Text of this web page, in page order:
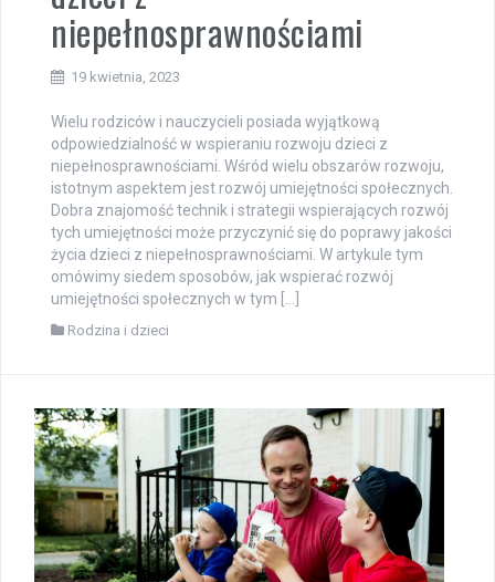
niepełnosprawnościami
19 kwietnia, 2023
Wielu rodziców i nauczycieli posiada wyjątkową
odpowiedzialność w wspieraniu rozwoju dzieci z
niepełnosprawnościami. Wśród wielu obszarów rozwoju,
istotnym aspektem jest rozwój umiejętności społecznych.
Dobra znajomość technik i strategii wspierających rozwój
tych umiejętności może przyczynić się do poprawy jakości
życia dzieci z niepełnosprawnościami. W artykule tym
omówimy siedem sposobów, jak wspierać rozwój
umiejętności społecznych w tym […]
Rodzina i dzieci